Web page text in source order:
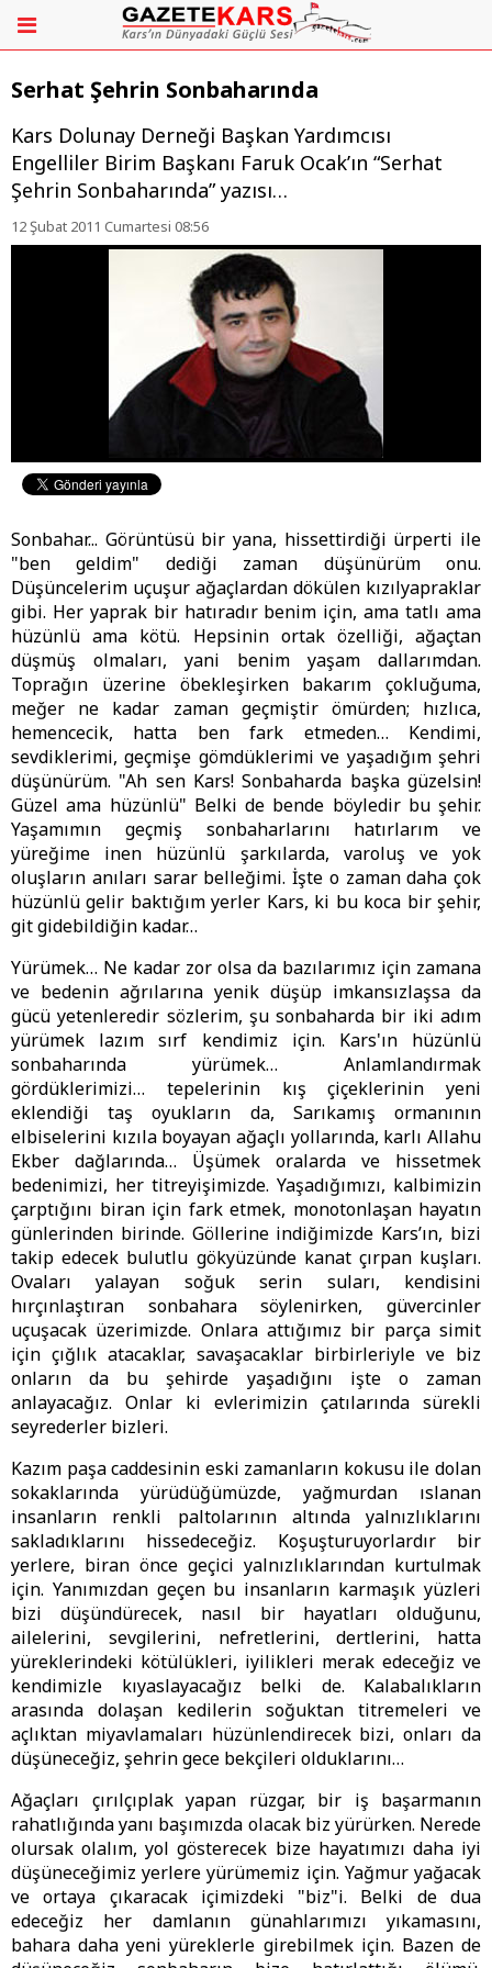
Serhat Şehrin Sonbaharında
Kars Dolunay Derneği Başkan Yardımcısı
Engelliler Birim Başkanı Faruk Ocak’ın “Serhat
Şehrin Sonbaharında” yazısı…
12 Şubat 2011 Cumartesi 08:56
Sonbahar... Görüntüsü bir yana, hissettirdiği ürperti ile
"ben geldim" dediği zaman düşünürüm onu.
Düşüncelerim uçuşur ağaçlardan dökülen kızılyapraklar
gibi. Her yaprak bir hatıradır benim için, ama tatlı ama
hüzünlü ama kötü. Hepsinin ortak özelliği, ağaçtan
düşmüş olmaları, yani benim yaşam dallarımdan.
Toprağın üzerine öbekleşirken bakarım çokluğuma,
meğer ne kadar zaman geçmiştir ömürden; hızlıca,
hemencecik, hatta ben fark etmeden… Kendimi,
sevdiklerimi, geçmişe gömdüklerimi ve yaşadığım şehri
düşünürüm. "Ah sen Kars! Sonbaharda başka güzelsin!
Güzel ama hüzünlü" Belki de bende böyledir bu şehir.
Yaşamımın geçmiş sonbaharlarını hatırlarım ve
yüreğime inen hüzünlü şarkılarda, varoluş ve yok
oluşların anıları sarar belleğimi. İşte o zaman daha çok
hüzünlü gelir baktığım yerler Kars, ki bu koca bir şehir,
git gidebildiğin kadar…
Yürümek… Ne kadar zor olsa da bazılarımız için zamana
ve bedenin ağrılarına yenik düşüp imkansızlaşsa da
gücü yetenleredir sözlerim, şu sonbaharda bir iki adım
yürümek lazım sırf kendimiz için. Kars'ın hüzünlü
sonbaharında yürümek… Anlamlandırmak
gördüklerimizi… tepelerinin kış çiçeklerinin yeni
eklendiği taş oyukların da, Sarıkamış ormanının
elbiselerini kızıla boyayan ağaçlı yollarında, karlı Allahu
Ekber dağlarında… Üşümek oralarda ve hissetmek
bedenimizi, her titreyişimizde. Yaşadığımızı, kalbimizin
çarptığını biran için fark etmek, monotonlaşan hayatın
günlerinden birinde. Göllerine indiğimizde Kars’ın, bizi
takip edecek bulutlu gökyüzünde kanat çırpan kuşları.
Ovaları yalayan soğuk serin suları, kendisini
hırçınlaştıran sonbahara söylenirken, güvercinler
uçuşacak üzerimizde. Onlara attığımız bir parça simit
için çığlık atacaklar, savaşacaklar birbirleriyle ve biz
onların da bu şehirde yaşadığını işte o zaman
anlayacağız. Onlar ki evlerimizin çatılarında sürekli
seyrederler bizleri.
Kazım paşa caddesinin eski zamanların kokusu ile dolan
sokaklarında yürüdüğümüzde, yağmurdan ıslanan
insanların renkli paltolarının altında yalnızlıklarını
sakladıklarını hissedeceğiz. Koşuşturuyorlardır bir
yerlere, biran önce geçici yalnızlıklarından kurtulmak
için. Yanımızdan geçen bu insanların karmaşık yüzleri
bizi düşündürecek, nasıl bir hayatları olduğunu,
ailelerini, sevgilerini, nefretlerini, dertlerini, hatta
yüreklerindeki kötülükleri, iyilikleri merak edeceğiz ve
kendimizle kıyaslayacağız belki de. Kalabalıkların
arasında dolaşan kedilerin soğuktan titremeleri ve
açlıktan miyavlamaları hüzünlendirecek bizi, onları da
düşüneceğiz, şehrin gece bekçileri olduklarını…
Ağaçları çırılçıplak yapan rüzgar, bir iş başarmanın
rahatlığında yanı başımızda olacak biz yürürken. Nerede
olursak olalım, yol gösterecek bize hayatımızı daha iyi
düşüneceğimiz yerlere yürümemiz için. Yağmur yağacak
ve ortaya çıkaracak içimizdeki "biz"i. Belki de dua
edeceğiz her damlanın günahlarımızı yıkamasını,
bahara daha yeni yüreklerle girebilmek için. Bazen de